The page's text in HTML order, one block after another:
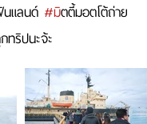
แลนด์ #มิตตี้มอตโต้ถ่าย
ทริปนะจ้ะ